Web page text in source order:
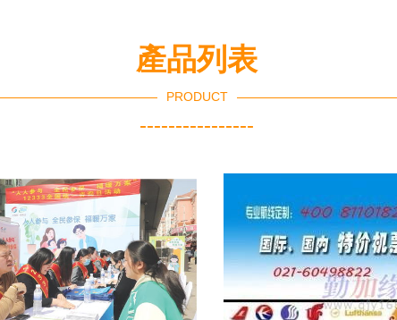
產品列表
PRODUCT
----------------